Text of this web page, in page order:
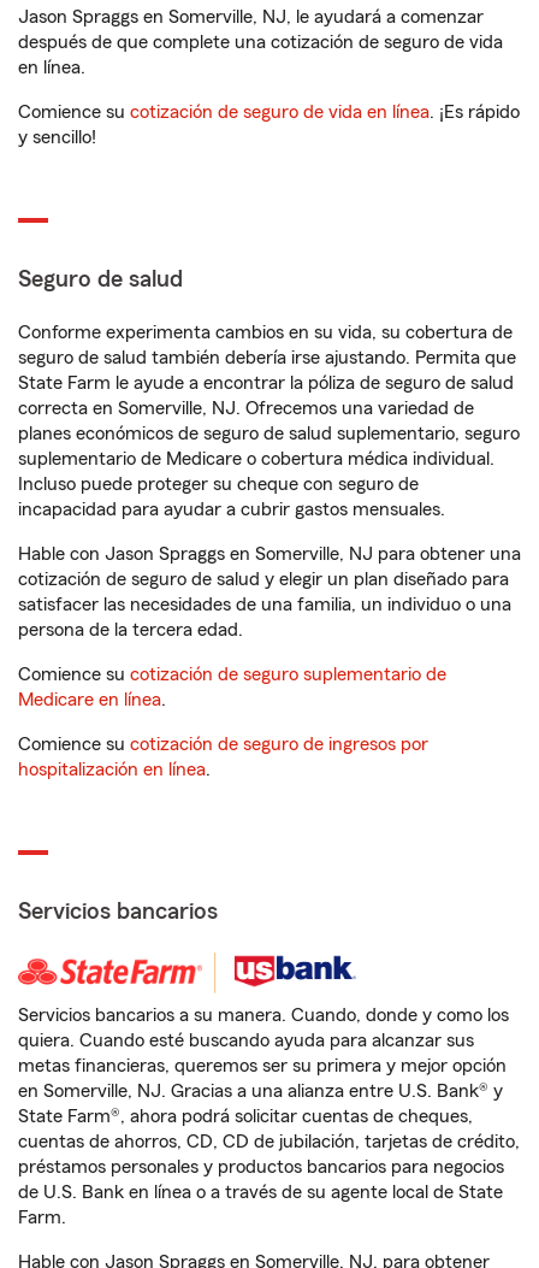
Jason Spraggs en Somerville, NJ, le ayudará a comenzar
después de que complete una cotización de seguro de vida
en línea.
Comience su cotización de seguro de vida en línea. ¡Es rápido
y sencillo!
Seguro de salud
Conforme experimenta cambios en su vida, su cobertura de
seguro de salud también debería irse ajustando. Permita que
State Farm le ayude a encontrar la póliza de seguro de salud
correcta en Somerville, NJ. Ofrecemos una variedad de
planes económicos de seguro de salud suplementario, seguro
suplementario de Medicare o cobertura médica individual.
Incluso puede proteger su cheque con seguro de
incapacidad para ayudar a cubrir gastos mensuales.
Hable con Jason Spraggs en Somerville, NJ para obtener una
cotización de seguro de salud y elegir un plan diseñado para
satisfacer las necesidades de una familia, un individuo o una
persona de la tercera edad.
Comience su cotización de seguro suplementario de
Medicare en línea.
Comience su cotización de seguro de ingresos por
hospitalización en línea.
Servicios bancarios
Servicios bancarios a su manera. Cuando, donde y como los
quiera. Cuando esté buscando ayuda para alcanzar sus
metas financieras, queremos ser su primera y mejor opción
en Somerville, NJ. Gracias a una alianza entre U.S. Bank® y
State Farm®, ahora podrá solicitar cuentas de cheques,
cuentas de ahorros, CD, CD de jubilación, tarjetas de crédito,
préstamos personales y productos bancarios para negocios
de U.S. Bank en línea o a través de su agente local de State
Farm.
Hable con Jason Spraggs en Somerville, NJ, para obtener